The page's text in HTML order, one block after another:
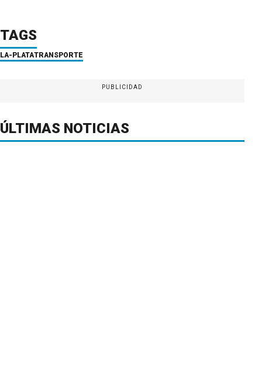
TAGS
LA-PLATATRANSPORTE
PUBLICIDAD
ÚLTIMAS NOTICIAS